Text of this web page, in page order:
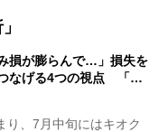
損が膨らんで…」損失を
なげる4つの視点 「…
、7月中旬にはキオク